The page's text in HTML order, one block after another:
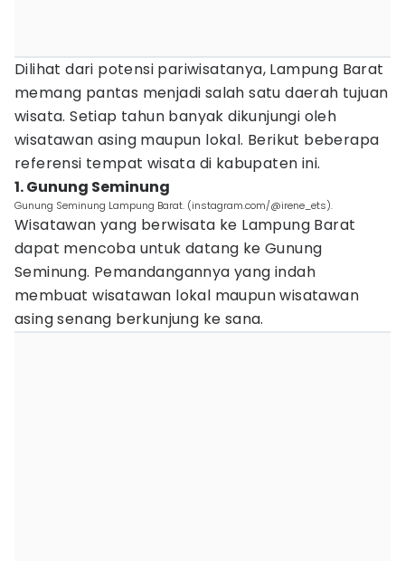
Dilihat dari potensi pariwisatanya, Lampung Barat
memang pantas menjadi salah satu daerah tujuan
wisata. Setiap tahun banyak dikunjungi oleh
wisatawan asing maupun lokal. Berikut beberapa
referensi tempat wisata di kabupaten ini.
1. Gunung Seminung
Gunung Seminung Lampung Barat. (instagram.com/@irene_ets).
Wisatawan yang berwisata ke Lampung Barat
dapat mencoba untuk datang ke Gunung
Seminung. Pemandangannya yang indah
membuat wisatawan lokal maupun wisatawan
asing senang berkunjung ke sana.